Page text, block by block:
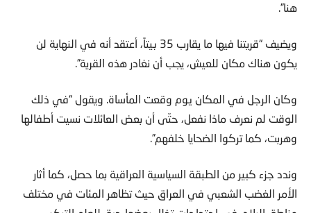
هنا”.
ويضيف “قريتنا فيها ما يقارب 35 بيتاً، أعتقد أنه في النهاية لن
يكون هناك مكان للعيش، يجب أن نغادر هذه القرية”.
وكان الرجل في المكان يوم وقعت المأساة. ويقول “في ذلك
الوقت لم نعرف ماذا نفعل، حتّى أن بعض العائلات نسيت أطفالها
وهربت، كما تركوا الضحايا خلفهم”.
وندد جزء كبير من الطبقة السياسية العراقية بما حصل، كما أثار
الأمر الغضب الشعبي في العراق حيث تظاهر المئات في مختلف